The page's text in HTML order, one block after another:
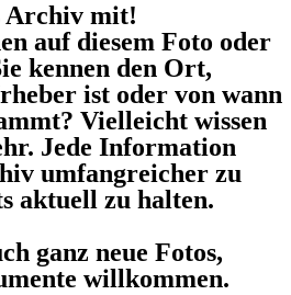
Archiv mit!
auf diesem Foto oder
kennen den Ort,
ist oder von wann
Vielleicht wissen
Jede Information
umfangreicher zu
aktuell zu halten.
ganz neue Fotos,
willkommen.